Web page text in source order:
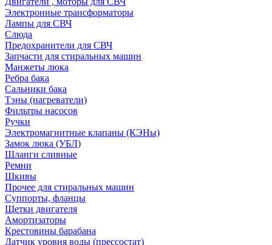
Электронные трансформаторы
Лампы для СВЧ
Слюда
Предохранители для СВЧ
Запчасти для стиральных машин
Манжеты люка
Ребра бака
Сальники бака
Тэны (нагреватели)
Фильтры насосов
Ручки
Электромагнитные клапаны (КЭНы)
Замок люка (УБЛ)
Шланги сливные
Ремни
Шкивы
Прочее для стиральных машин
Суппорты, фланцы
Щетки двигателя
Амортизаторы
Крестовины барабана
Датчик уровня воды (прессостат)